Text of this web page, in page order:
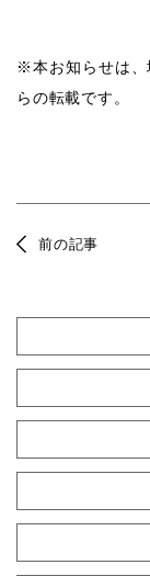
※本お知らせは、
らの転載です。
前の記事